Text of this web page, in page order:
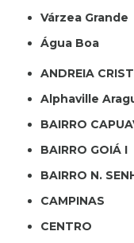
Várzea Grande
Água Boa
ANDREIA
Alphaville
BAIRRO
BAIRRO GOIÁ I
BAIRRO N.
CAMPINAS
CENTRO